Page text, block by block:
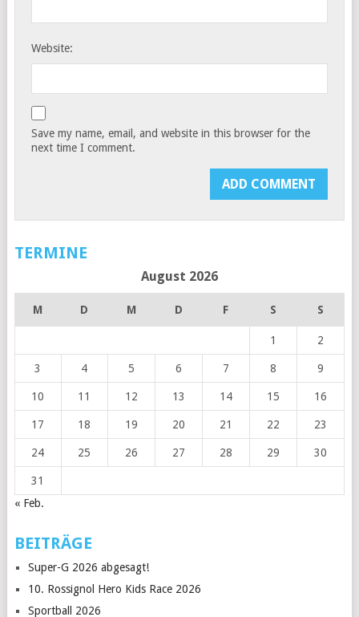
Website:
Save my name, email, and website in this browser for the
next time I comment.
TERMINE
August 2026
M D M D F S S
1 2
3 4 5 6 7 8 9
10 11 12 13 14 15 16
17 18 19 20 21 22 23
24 25 26 27 28 29 30
31
« Feb.
BEITRÄGE
Super-G 2026 abgesagt!
10. Rossignol Hero Kids Race 2026
Sportball 2026